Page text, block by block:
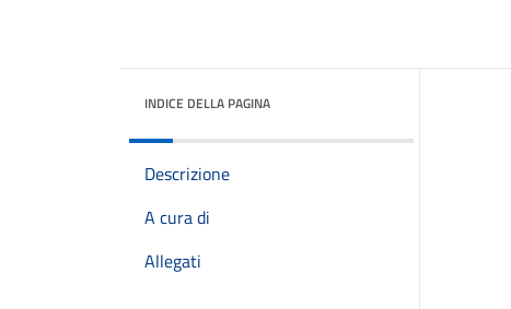
INDICE DELLA PAGINA
Descrizione
A cura di
Allegati